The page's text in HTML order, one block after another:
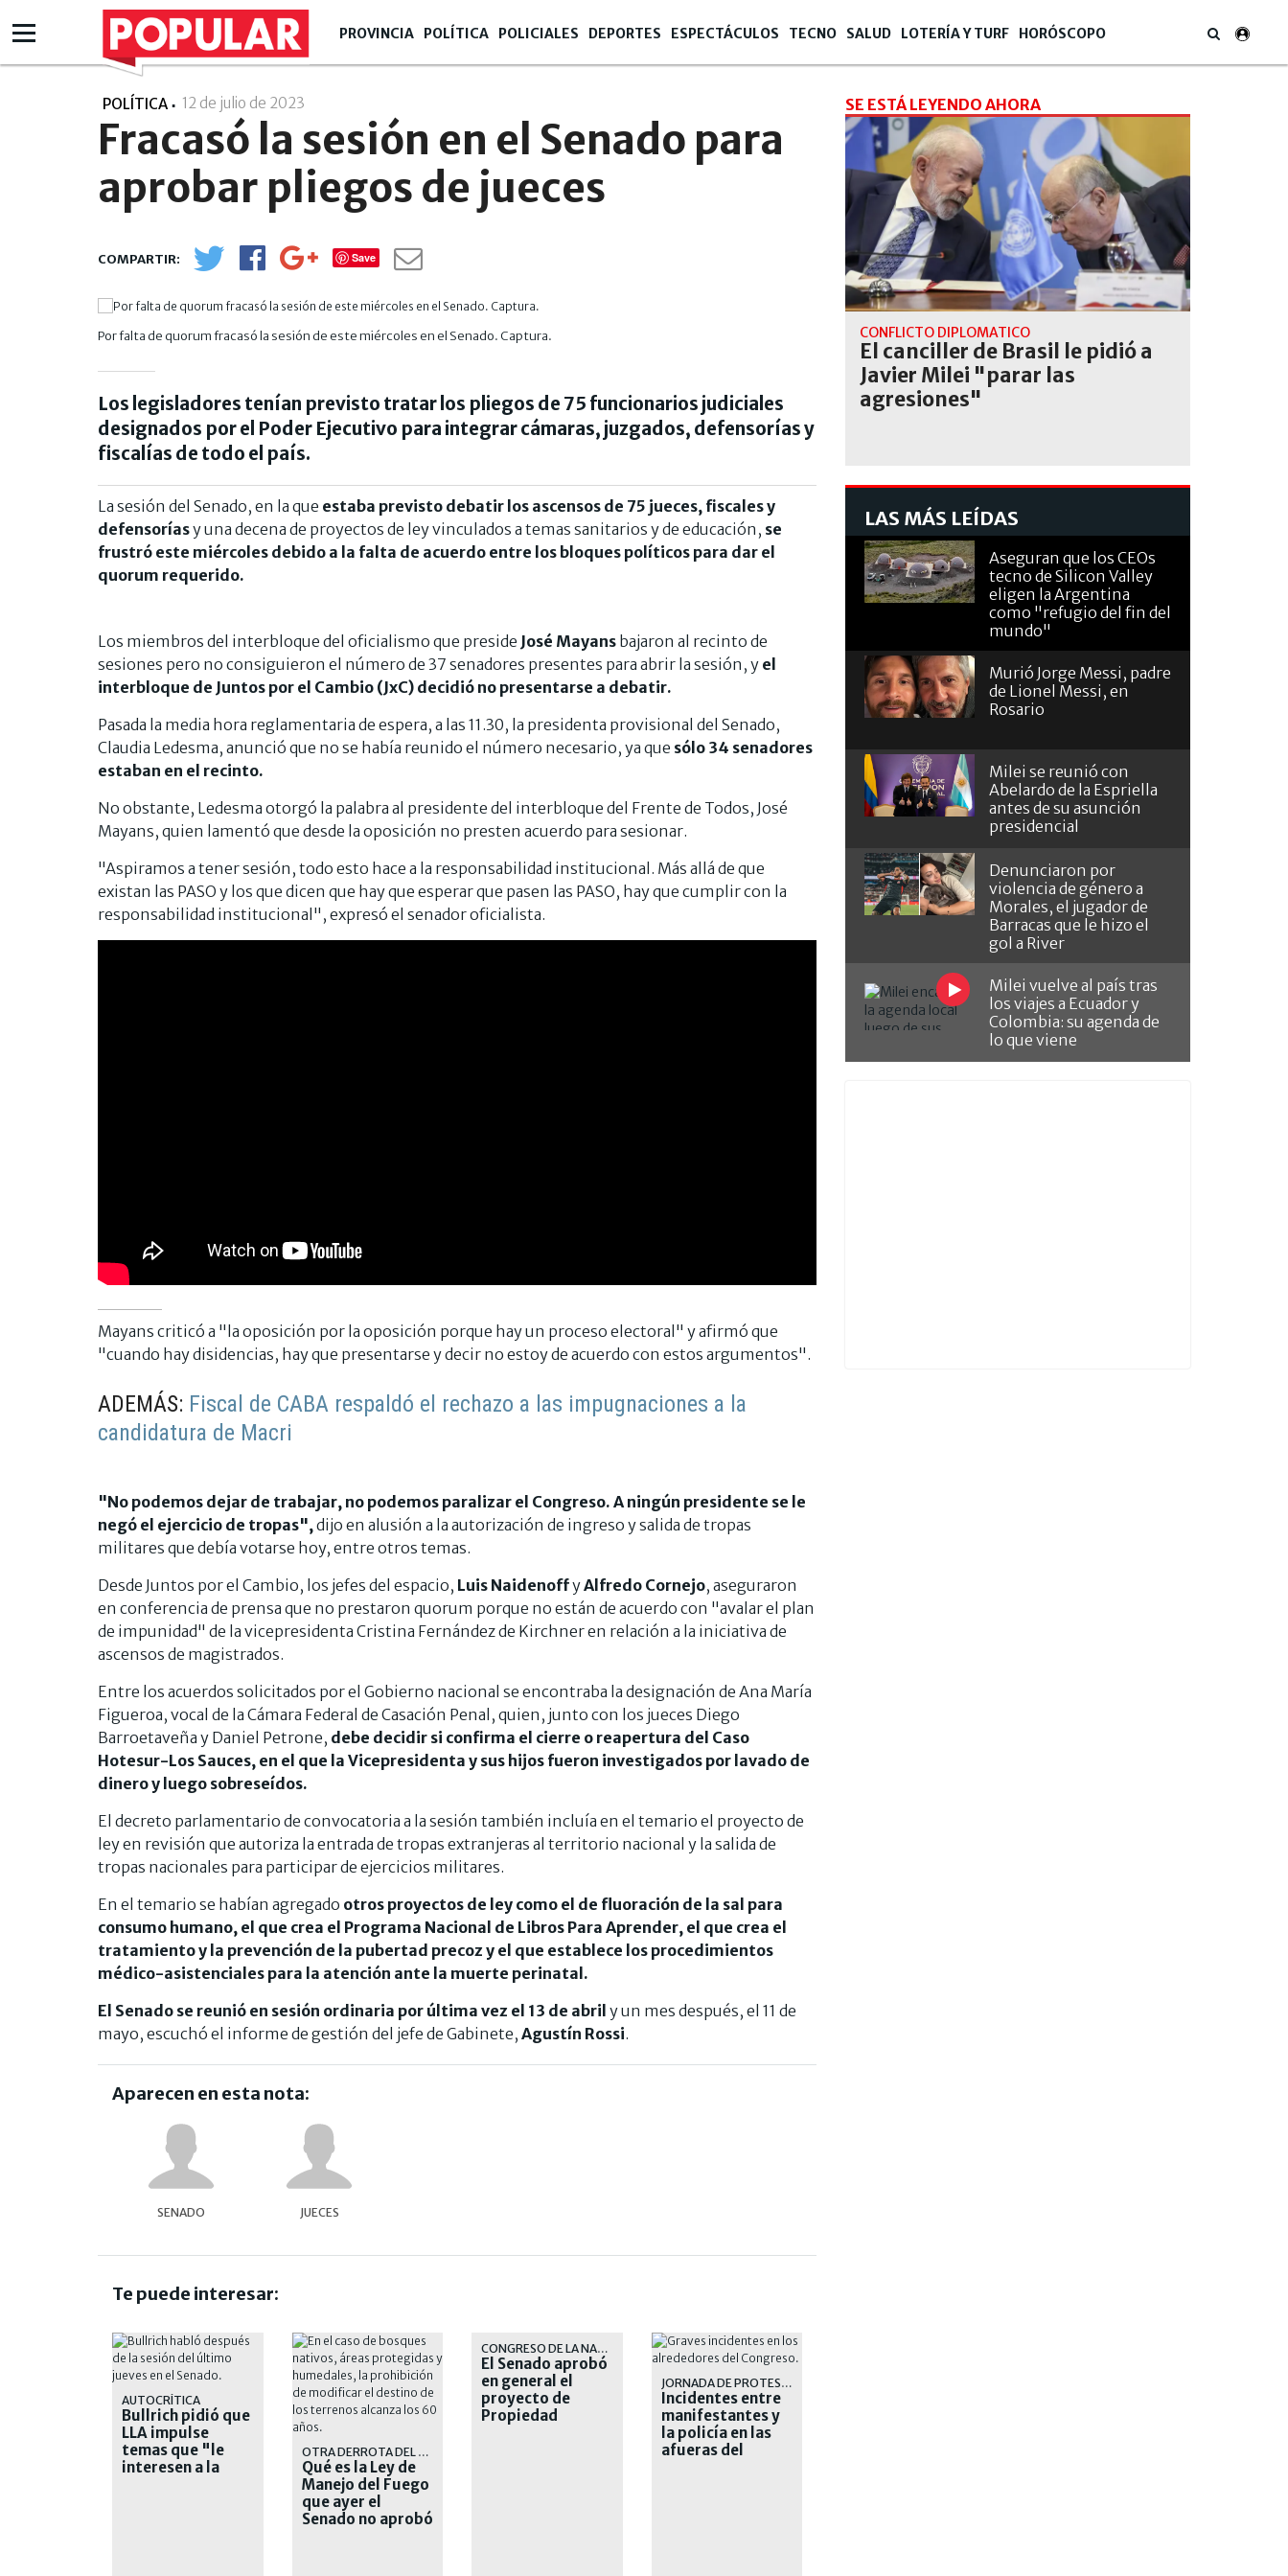
PROVINCIA POLÍTICA POLICIALES DEPORTES ESPECTÁCULOS TECNO SALUD LOTERÍA Y TURF HORÓSCOPO
POLÍTICA 12 de julio de 2023
Fracasó la sesión en el Senado para
aprobar pliegos de jueces
Save
Por falta de quorum fracasó la sesión de este miércoles en el Senado. Captura.
Los legisladores tenían previsto tratar los pliegos de 75 funcionarios judiciales
designados por el Poder Ejecutivo para integrar cámaras, juzgados, defensorías y
fiscalías de todo el país.
La sesión del Senado, en la que estaba previsto debatir los ascensos de 75 jueces, fiscales y
defensoríasy una decena de proyectos de ley vinculados a temas sanitarios y de educación, se
frustró este miércoles debido a la falta de acuerdo entre los bloques políticos para dar el
quorum requerido.
Los miembros del interbloque del oficialismo que preside José Mayans bajaron al recinto de
sesiones pero no consiguieron el número de 37 senadores presentes para abrir la sesión, y el
interbloque de Juntos por el Cambio (JxC) decidió no presentarse a debatir.
Pasada la media hora reglamentaria de espera, a las 11.30, la presidenta provisional del Senado,
Claudia Ledesma, anunció que no se había reunido el número necesario, ya que sólo 34 senadores
estaban en el recinto.
No obstante, Ledesma otorgó la palabra al presidente del interbloque del Frente de Todos, José
Mayans, quien lamentó que desde la oposición no presten acuerdo para sesionar.
"Aspiramos a tener sesión, todo esto hace a la responsabilidad institucional. Más allá de que
existan las PASO y los que dicen que hay que esperar que pasen las PASO, hay que cumplir con la
responsabilidad institucional", expresó el senador oficialista.
Mayans criticó a "la oposición por la oposición porque hay un proceso electoral" y afirmó que
"cuando hay disidencias, hay que presentarse y decir no estoy de acuerdo con estos argumentos".
ADEMÁS: Fiscal de CABA respaldó el rechazo a las impugnaciones a la
candidatura de Macri
"No podemos dejar de trabajar, no podemos paralizar el Congreso. A ningún presidente se le
negó el ejercicio de tropas", dijo en alusión a la autorización de ingreso y salida de tropas
militares que debía votarse hoy, entre otros temas.
Desde Juntos por el Cambio, los jefes del espacio, Luis NaidenoffyAlfredo Cornejo, aseguraron
en conferencia de prensa que no prestaron quorum porque no están de acuerdo con "avalar el plan
de impunidad" de la vicepresidenta Cristina Fernández de Kirchner en relación a la iniciativa de
ascensos de magistrados.
Entre los acuerdos solicitados por el Gobierno nacional se encontraba la designación de Ana María
Figueroa, vocal de la Cámara Federal de Casación Penal, quien, junto con los jueces Diego
Barroetaveña y Daniel Petrone, debe decidir si confirma el cierre o reapertura del Caso
Hotesur-Los Sauces, en el que la Vicepresidenta y sus hijos fueron investigados por lavado de
dinero y luego sobreseídos.
El decreto parlamentario de convocatoria a la sesión también incluía en el temario el proyecto de
ley en revisión que autoriza la entrada de tropas extranjeras al territorio nacional y la salida de
tropas nacionales para participar de ejercicios militares.
En el temario se habían agregado otros proyectos de ley como el de fluoración de la sal para
consumo humano, el que crea el Programa Nacional de Libros Para Aprender, el que crea el
tratamiento y la prevención de la pubertad precoz y el que establece los procedimientos
médico-asistenciales para la atención ante la muerte perinatal.
El Senado se reunió en sesión ordinaria por última vez el 13 de abril y un mes después, el 11 de
mayo, escuchó el informe de gestión del jefe de Gabinete, Agustín Rossi.
Aparecen en esta nota:
SENADO JUECES
Te puede interesar:
AUTOCRÍTICA
Bullrich pidió que
LLA impulse
temas que "le
interesen a la
OTRA DERROTA DEL GOBIERNO
Qué es la Ley de
Manejo del Fuego
que ayer el
Senado no aprobó
CONGRESO DE LA NACIÓN
El Senado aprobó
en general el
proyecto de
Propiedad
JORNADA DE PROTESTA
Incidentes entre
manifestantes y
la policía en las
afueras del
SE ESTÁ LEYENDO AHORA
CONFLICTO DIPLOMÁTICO
El canciller de Brasil le pidió a
Javier Milei "parar las
agresiones"
LAS MÁS LEÍDAS
Aseguran que los CEOs
tecno de Silicon Valley
eligen la Argentina
como "refugio del fin del
mundo"
Murió Jorge Messi, padre
de Lionel Messi, en
Rosario
Milei se reunió con
Abelardo de la Espriella
antes de su asunción
presidencial
Denunciaron por
violencia de género a
Morales, el jugador de
Barracas que le hizo el
gol a River
Milei vuelve al país tras
los viajes a Ecuador y
Colombia: su agenda de
lo que viene